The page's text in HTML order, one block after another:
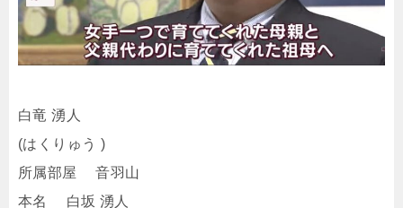
白竜 湧人
(はくりゅう )
所属部屋 音羽山
本名 白坂 湧人